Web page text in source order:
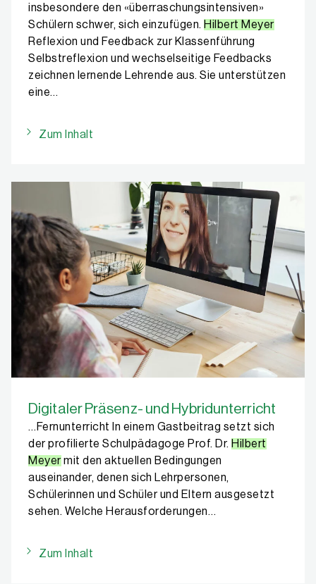
insbesondere den «überraschungsintensiven»
Schülern schwer, sich einzufügen. Hilbert Meyer
Reflexion und Feedback zur Klassenführung
Selbstreflexion und wechselseitige Feedbacks
zeichnen lernende Lehrende aus. Sie unterstützen
eine…
Zum Inhalt
Digitaler Präsenz- und Hybridunterricht
…Fernunterricht In einem Gastbeitrag setzt sich
der profilierte Schulpädagoge Prof. Dr. Hilbert
Meyermit den aktuellen Bedingungen
auseinander, denen sich Lehrpersonen,
Schülerinnen und Schüler und Eltern ausgesetzt
sehen. Welche Herausforderungen…
Zum Inhalt